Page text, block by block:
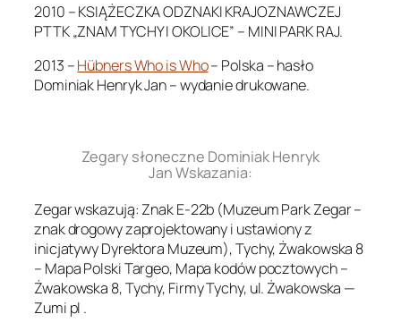
2010 – KSIĄŻECZKA ODZNAKI KRAJOZNAWCZEJ
PTTK „ZNAM TYCHY I OKOLICE” – MINI PARK RAJ.
2013 –Hübners Who is Who– Polska – hasło
Dominiak Henryk Jan – wydanie drukowane.
Zegary słoneczne Dominiak Henryk
Jan Wskazania:
Zegar wskazują: Znak E-22b (Muzeum Park Zegar –
znak drogowy zaprojektowany i ustawiony z
inicjatywy Dyrektora Muzeum), Tychy, Żwakowska 8
– Mapa Polski Targeo, Mapa kodów pocztowych –
Żwakowska 8, Tychy, Firmy Tychy, ul. Żwakowska —
Zumi pl .